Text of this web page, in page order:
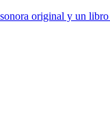
original y un